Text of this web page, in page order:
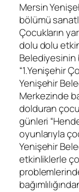
Mersin
bölümü
Çocukların
dolu dolu
Belediyesinin
“1.Yenişehir
Yenişehir
Merkezinde
dolduran
günleri
oyunlarıyla
Yenişehir
etkinliklerle